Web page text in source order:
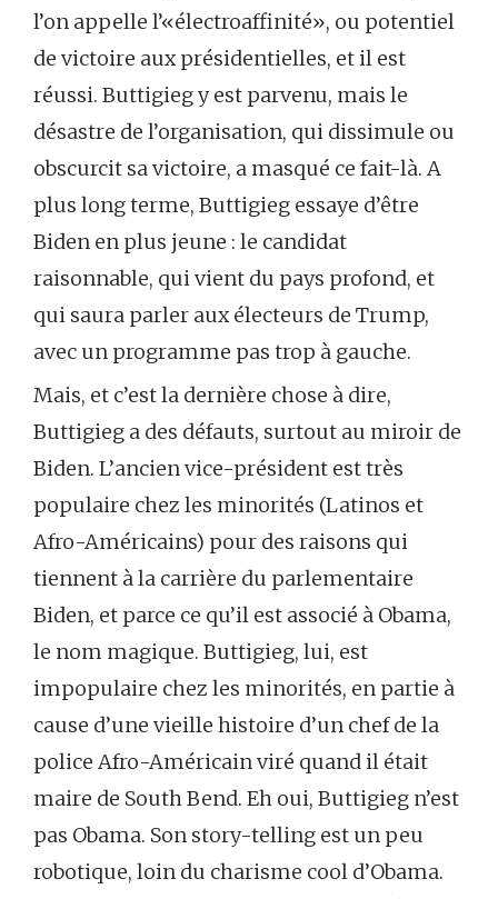
l’on appelle l’«électroaffinité», ou potentiel
de victoire aux présidentielles, et il est
réussi. Buttigieg y est parvenu, mais le
désastre de l’organisation, qui dissimule ou
obscurcit sa victoire, a masqué ce fait-là. A
plus long terme, Buttigieg essaye d’être
Biden en plus jeune : le candidat
raisonnable, qui vient du pays profond, et
qui saura parler aux électeurs de Trump,
avec un programme pas trop à gauche.
Mais, et c’est la dernière chose à dire,
Buttigieg a des défauts, surtout au miroir de
Biden. L’ancien vice-président est très
populaire chez les minorités (Latinos et
Afro-Américains) pour des raisons qui
tiennent à la carrière du parlementaire
Biden, et parce ce qu’il est associé à Obama,
le nom magique. Buttigieg, lui, est
impopulaire chez les minorités, en partie à
cause d’une vieille histoire d’un chef de la
police Afro-Américain viré quand il était
maire de South Bend. Eh oui, Buttigieg n’est
pas Obama. Son story-telling est un peu
robotique, loin du charisme cool d’Obama.